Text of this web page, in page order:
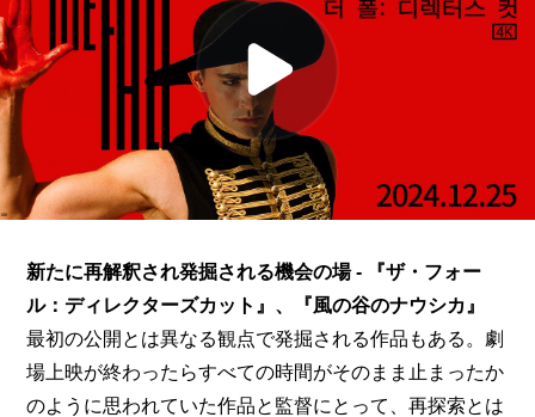
新たに再解釈され発掘される機会の場 - 『ザ・フォー
ル：ディレクターズカット』、『風の谷のナウシカ』
最初の公開とは異なる観点で発掘される作品もある。劇
場上映が終わったらすべての時間がそのまま止まったか
のように思われていた作品と監督にとって、再探索とは